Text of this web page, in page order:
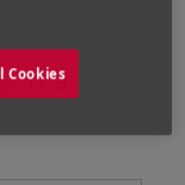
a
Cookies